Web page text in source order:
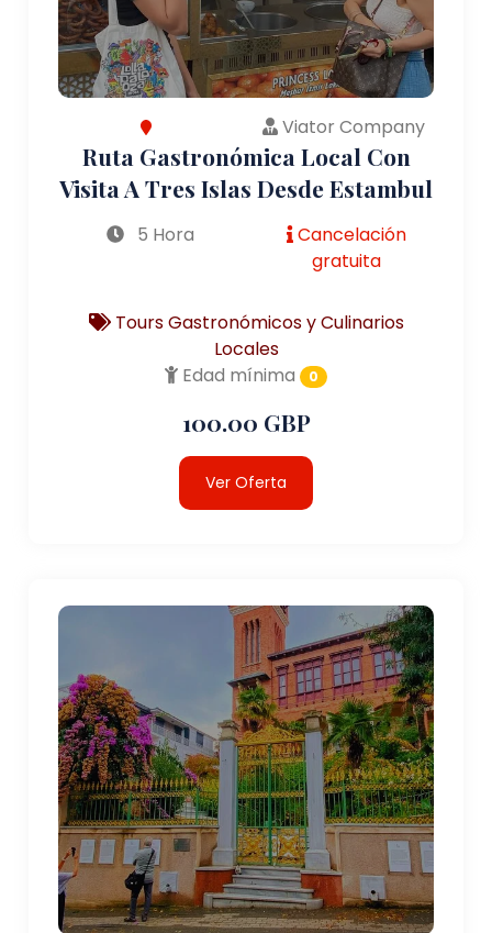
Viator Company
Ruta Gastronómica Local Con
Visita A Tres Islas Desde Estambul
5 Hora
Cancelación
gratuita
Tours Gastronómicos y Culinarios
Locales
Edad mínima
0
100.00 GBP
Ver Oferta